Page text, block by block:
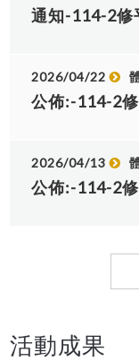
2026/04/22
公佈:-114-2
2026/04/13
活動成果